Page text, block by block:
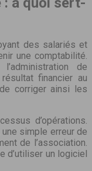
des salariés et
une comptabilité.
de
financier au
corriger ainsi les
d’opérations.
simple erreur de
de l’association.
d’utiliser un logiciel